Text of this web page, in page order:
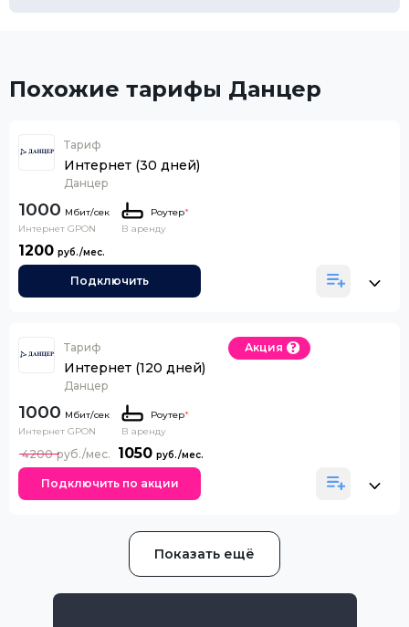
Похожие тарифы Данцер
Тариф
Интернет (30 дней)
Данцер
1000
Интернет GPON
Роутер*
В аренду
1200
Подключить
Тариф
Интернет (120 дней)
Данцер
Акция
1000
Интернет GPON
Роутер*
В аренду
1050
4200
Подключить по акции
Показать ещё